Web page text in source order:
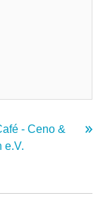
- Ceno &
e.V.